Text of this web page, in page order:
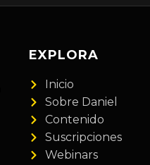
EXPLORA
Inicio
Sobre Daniel
Contenido
Suscripciones
Webinars